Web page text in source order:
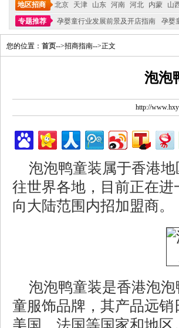
地区招商 北京 天津 山东 河南 河北 内蒙 山
专题推荐
孕婴童行业发展前景及开店指南 孕婴
您的位置： 首页-->招商指南-->正文
泡泡
http://
泡泡鸭童装属于香港
往世界各地，目前正在
向大陆范围内招加盟商。
泡泡鸭童装是香港泡
童服饰品牌，其产品远
美国、法国等国家和地